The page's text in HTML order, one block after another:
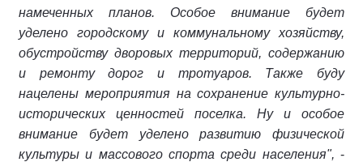
намеченных планов. Особое внимание будет
уделено городскому и коммунальному хозяйству,
обустройству дворовых территорий, содержанию
и ремонту дорог и тротуаров. Также буду
нацелены мероприятия на сохранение культурно-
исторических ценностей поселка. Ну и особое
внимание будет уделено развитию физической
культуры и массового спорта среди населения", -